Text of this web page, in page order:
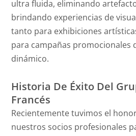
ultra fluida, eliminando
brindando experiencias de
tanto para exhibiciones
para campañas promocionales
dinámico.
Historia De Éxito Del
Francés
Recientemente tuvimos el
nuestros socios profesionales